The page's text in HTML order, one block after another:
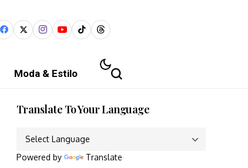
Moda & Estilo
Translate To Your Language
Powered by Translate